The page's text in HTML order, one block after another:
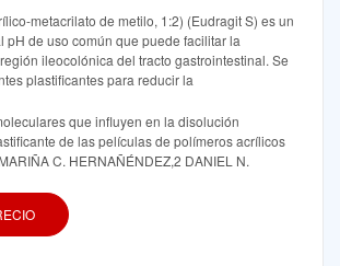
metacrilato de metilo, 1:2) (Eudragit S) es un
pH de uso común que puede facilitar la
ileocolónica del tracto gastrointestinal. Se
plastificantes para reducir la
que influyen en la disolución
de las películas de polímeros acrílicos
C. HERNAÑÉNDEZ,2 DANIEL N.